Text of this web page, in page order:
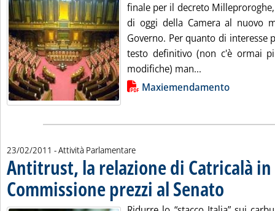
finale per il decreto
di oggi della Camera al nuovo
Governo. Per quanto di interesse
testo definitivo (non c'è ormai
modifiche) man...
Lista allegati PDF alla notiziaMaxiemendamento
23/02/2011 - Attività Parlamentare
Antitrust, la relazione di Catricalà in
Commissione prezzi al Senato